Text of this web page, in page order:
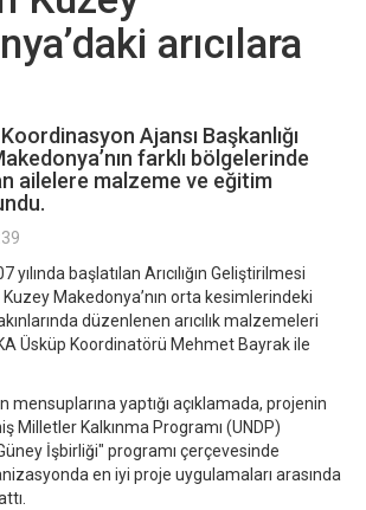
arıcılara
Ajansı Başkanlığı
farklı bölgelerinde
ailelere malzeme ve eğitim
başlatılan Arıcılığın Geliştirilmesi
Makedonya’nın orta kesimlerindeki
düzenlenen arıcılık malzemeleri
Üsküp Koordinatörü Mehmet Bayrak ile
mensuplarına yaptığı açıklamada, projenin
Milletler Kalkınma Programı (UNDP)
İşbirliği" programı çerçevesinde
en iyi proje uygulamaları arasında